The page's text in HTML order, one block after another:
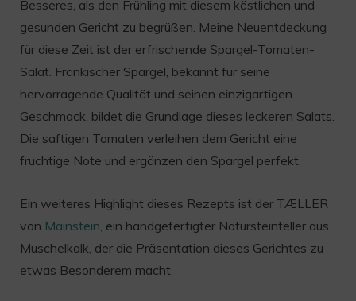
Besseres, als den Frühling mit diesem köstlichen und
gesunden Gericht zu begrüßen. Meine Neuentdeckung
für diese Zeit ist der erfrischende Spargel-Tomaten-
Salat. Fränkischer Spargel, bekannt für seine
hervorragende Qualität und seinen einzigartigen
Geschmack, bildet die Grundlage dieses leckeren Salats.
Die saftigen Tomaten verleihen dem Gericht eine
fruchtige Note und ergänzen den Spargel perfekt.
Ein weiteres Highlight dieses Rezepts ist der TÆLLER
von Mainstein, ein handgefertigter Natursteinteller aus
Muschelkalk, der die Präsentation dieses Gerichtes zu
etwas Besonderem macht.